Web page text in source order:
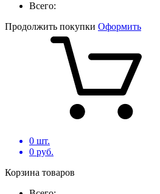
Всего:
Продолжить покупки Оформить
0 шт.
0 руб.
Корзина товаров